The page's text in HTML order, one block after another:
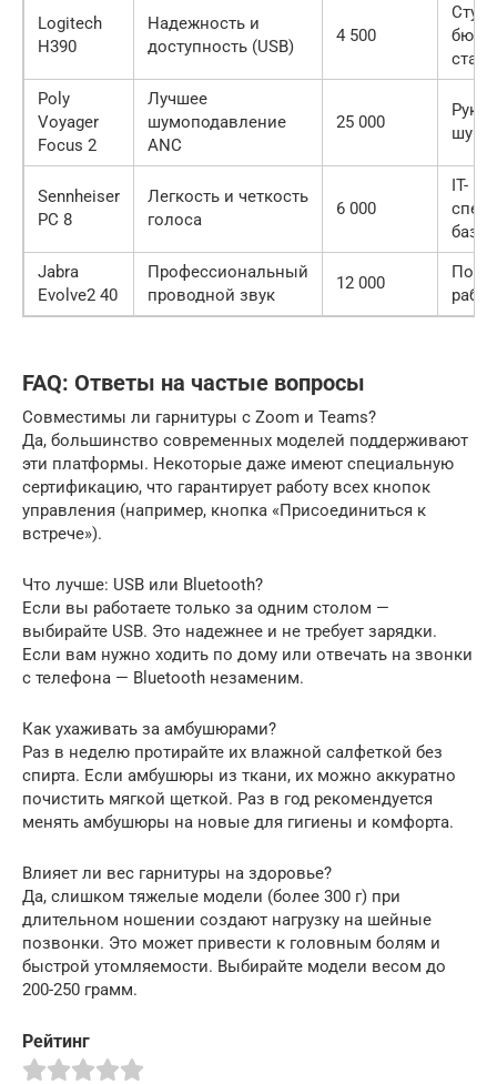
Logitech
H390
Надежность и
доступность (USB)
4 500
старт
Poly
Voyager
Focus 2
Лучшее
шумоподавление
ANC
25 000
Sennheiser
PC 8
Легкость и четкость
голоса
6 000
IT-
Jabra
Evolve2 40
Профессиональный
проводной звук
12 000
FAQ: Ответы на частые вопросы
Совместимы ли гарнитуры с Zoom и Teams?
Да, большинство современных моделей поддерживают
эти платформы. Некоторые даже имеют специальную
сертификацию, что гарантирует работу всех кнопок
управления (например, кнопка «Присоединиться к
встрече»).
Что лучше: USB или Bluetooth?
Если вы работаете только за одним столом —
выбирайте USB. Это надежнее и не требует зарядки.
Если вам нужно ходить по дому или отвечать на звонки
с телефона — Bluetooth незаменим.
Как ухаживать за амбушюрами?
Раз в неделю протирайте их влажной салфеткой без
спирта. Если амбушюры из ткани, их можно аккуратно
почистить мягкой щеткой. Раз в год рекомендуется
менять амбушюры на новые для гигиены и комфорта.
Влияет ли вес гарнитуры на здоровье?
Да, слишком тяжелые модели (более 300 г) при
длительном ношении создают нагрузку на шейные
позвонки. Это может привести к головным болям и
быстрой утомляемости. Выбирайте модели весом до
200-250 грамм.
Рейтинг